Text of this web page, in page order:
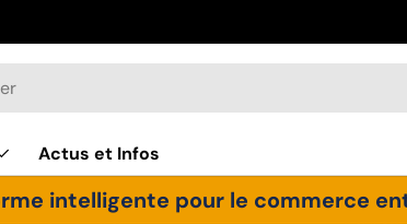
Actus et Infos
intelligente pour le commerce